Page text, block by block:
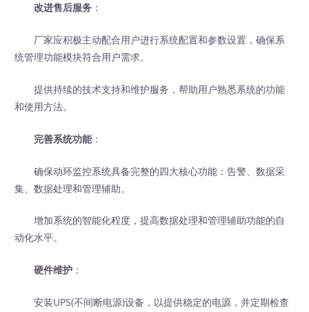
改进售后服务 ：
厂家应积极主动配合用户进行系统配置和参数设置，确保系
统管理功能模块符合用户需求。
提供持续的技术支持和维护服务，帮助用户熟悉系统的功能
和使用方法。
完善系统功能：
确保动环监控系统具备完整的四大核心功能：告警、数据采
集、数据处理和管理辅助。
增加系统的智能化程度，提高数据处理和管理辅助功能的自
动化水平。
硬件维护 ：
安装UPS(不间断电源)设备，以提供稳定的电源，并定期检查